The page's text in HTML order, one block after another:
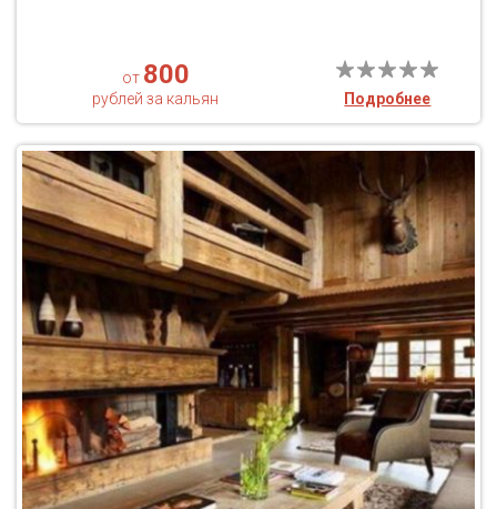
от 800
рублей за кальян Подробнее